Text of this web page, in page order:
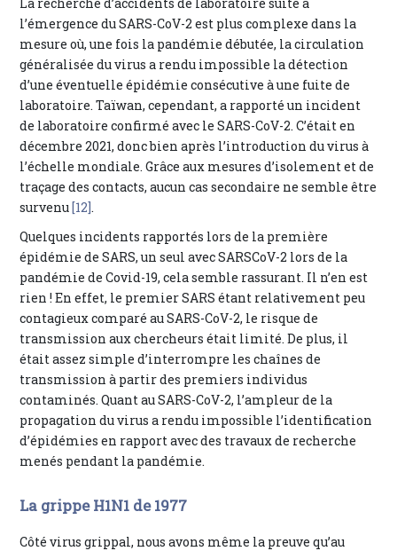
l’émergence du SARS-CoV-2 est plus complexe dans la
mesure où, une fois la pandémie débutée, la circulation
généralisée du virus a rendu impossible la détection
d’une éventuelle épidémie consécutive à une fuite de
laboratoire. Taïwan, cependant, a rapporté un incident
de laboratoire confirmé avec le SARS-CoV-2. C’était en
décembre 2021, donc bien après l’introduction du virus à
l’échelle mondiale. Grâce aux mesures d’isolement et de
traçage des contacts, aucun cas secondaire ne semble être
survenu[12].
Quelques incidents rapportés lors de la première
épidémie de SARS, un seul avec SARSCoV-2 lors de la
pandémie de Covid-19, cela semble rassurant. Il n’en est
rien ! En effet, le premier SARS étant relativement peu
contagieux comparé au SARS-CoV-2, le risque de
transmission aux chercheurs était limité. De plus, il
était assez simple d’interrompre les chaînes de
transmission à partir des premiers individus
contaminés. Quant au SARS-CoV-2, l’ampleur de la
propagation du virus a rendu impossible l’identification
d’épidémies en rapport avec des travaux de recherche
menés pendant la pandémie.
La grippe H1N1 de 1977
Côté virus grippal, nous avons même la preuve qu’au